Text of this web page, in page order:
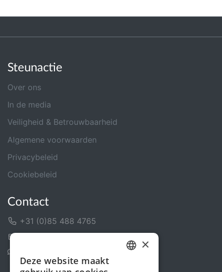
Steunactie
Over ons
In de media
Veiligheid & Betrouwbaarheid
Algemene voorwaarden
Privacybeleid
Cookiebeleid
Contact
+31 (0)85 488 4765
×
Deze website maakt